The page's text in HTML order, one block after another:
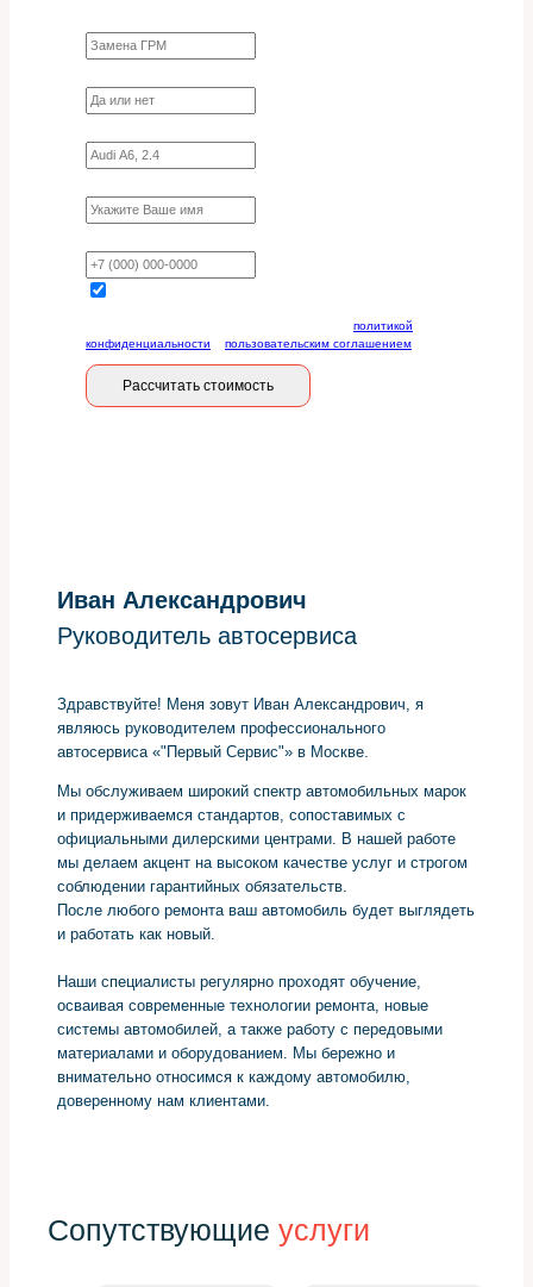
политикой
конфиденциальности
пользовательским соглашением
Рассчитать стоимость
Иван Александрович
Руководитель автосервиса
Здравствуйте! Меня зовут Иван Александрович, я
являюсь руководителем профессионального
автосервиса «"Первый Сервис"» в Москве.
Мы обслуживаем широкий спектр автомобильных марок
и придерживаемся стандартов, сопоставимых с
официальными дилерскими центрами. В нашей работе
мы делаем акцент на высоком качестве услуг и строгом
соблюдении гарантийных обязательств.
После любого ремонта ваш автомобиль будет выглядеть
и работать как новый.
Наши специалисты регулярно проходят обучение,
осваивая современные технологии ремонта, новые
системы автомобилей, а также работу с передовыми
материалами и оборудованием. Мы бережно и
внимательно относимся к каждому автомобилю,
доверенному нам клиентами.
Сопутствующие услуги